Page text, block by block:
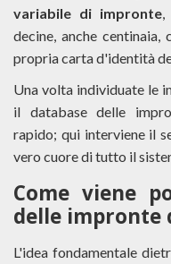
variabile di impronte,
decine, anche centinaia,
propria carta d'identità
Una volta individuate le
il database delle
rapido; qui interviene il
vero cuore di tutto il
Come viene
delle
L'idea fondamentale